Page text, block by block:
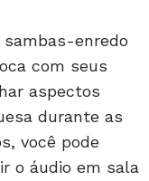
enredo
com seus
aspectos
durante as
você pode
o áudio em sala